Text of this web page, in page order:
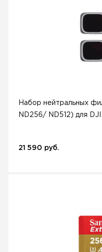
Набор нейтральных
ND256/ ND512) для DJI
21 590 руб.